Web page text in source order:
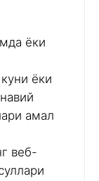
ёки
ёки
амал
веб-